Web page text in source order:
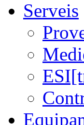
Serveis